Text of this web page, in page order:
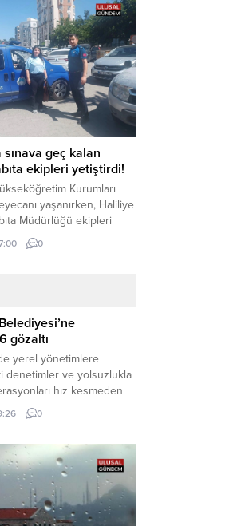
Hilvan ilçesine
meydana geldi.
göre, henüz
sınava geç kalan
ekipleri yetiştirdi!
Kurumları
yaşanırken, Haliliye
Müdürlüğü ekipleri
sınava geç kalma
karşıya kalan bir
aday arasında,
ulaşamayan bir
panik yaşadı....
0
gözaltı
yerel yönetimlere
denetimler ve yolsuzlukla
hız kesmeden
turistik ilçelerinden
sabah saatlerinde
sarsıldı. Haber Merkezi –
Başsavcılığı
yürütülen geniş kapsamlı
suçlar soruşturması
basıldı. Edinilen ilk
0